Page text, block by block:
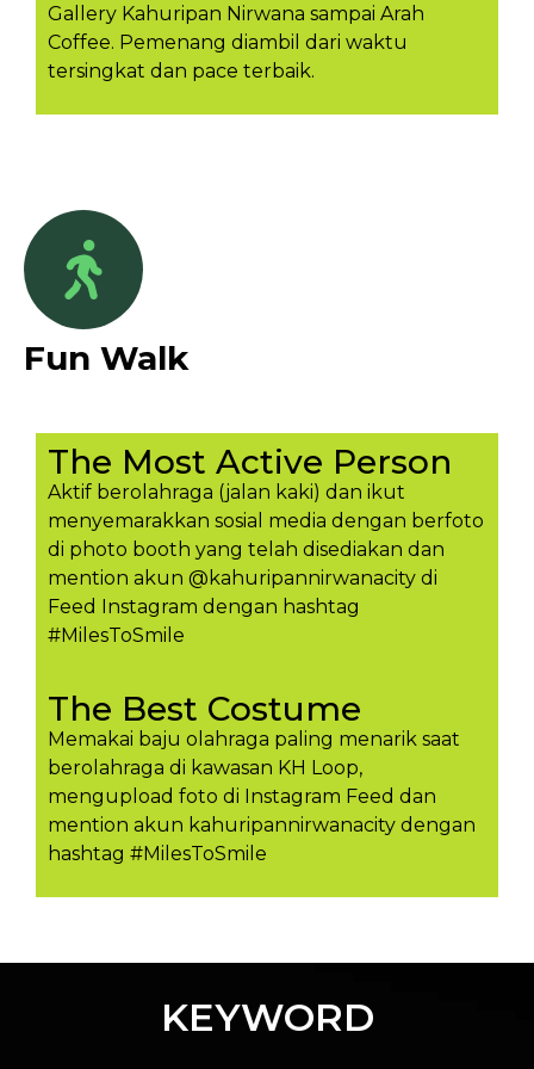
Gallery Kahuripan Nirwana sampai Arah
Coffee. Pemenang diambil dari waktu
tersingkat dan pace terbaik.
Fun Walk
The Most Active Person
Aktif berolahraga (jalan kaki) dan ikut
menyemarakkan sosial media dengan berfoto
di photo booth yang telah disediakan dan
mention akun @kahuripannirwanacity di
Feed Instagram dengan hashtag
#MilesToSmile
The Best Costume
Memakai baju olahraga paling menarik saat
berolahraga di kawasan KH Loop,
mengupload foto di Instagram Feed dan
mention akun kahuripannirwanacity dengan
hashtag #MilesToSmil​e
KEYWORD